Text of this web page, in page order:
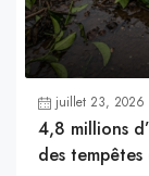
juillet 23, 2026
4,8 millions
des tempêtes